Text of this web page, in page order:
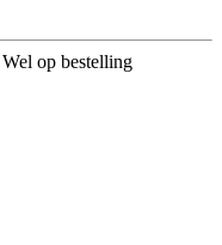
op bestelling